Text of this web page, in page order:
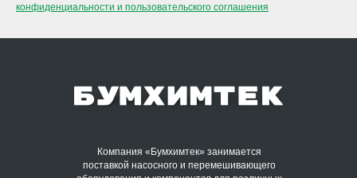
конфиденциальности и пользовательского соглашения
Компания «Бумхимтек» занимается
поставкой насосного и перемешивающего